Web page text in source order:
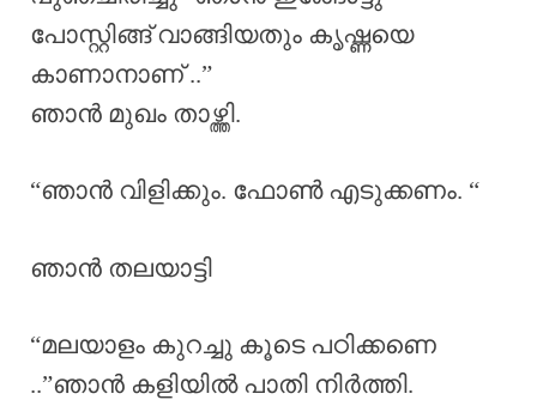
പോസ്റ്റിങ്ങ് വാങ്ങിയതും കൃഷ്ണയെ
കാണാനാണ് ..”
ഞാൻ മുഖം താഴ്ത്തി.
“ഞാൻ വിളിക്കും. ഫോൺ എടുക്കണം. “
ഞാൻ തലയാട്ടി
“മലയാളം കുറച്ചു കൂടെ പഠിക്കണെ
..”ഞാൻ കളിയിൽ പാതി നിർത്തി.